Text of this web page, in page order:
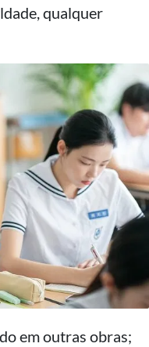
qualquer
em outras obras;